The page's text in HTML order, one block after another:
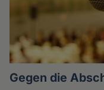
Gegen die